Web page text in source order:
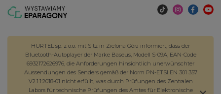
HURTEL sp. z o.o. mit Sitz in Zielona Góra informiert, dass der
Bluetooth-Autoplayer der Marke Baseus, Modell S-09A, EAN-Code
6932172626976, die Anforderungen hinsichtlich unerwünschter
Aussendungen des Senders gemäß der Norm PN-ETSI EN 301 357
V2.1.1:2018-01 nicht erfüllt, was durch Prüfungen des Zentralen
Labors für technische Prüfungen des Amtes für Elektronische